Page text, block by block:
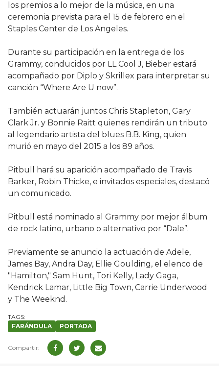
los premios a lo mejor de la música, en una
ceremonia prevista para el 15 de febrero en el
Staples Center de Los Angeles.
Durante su participación en la entrega de los
Grammy, conducidos por LL Cool J, Bieber estará
acompañado por Diplo y Skrillex para interpretar su
canción “Where Are U now”.
También actuarán juntos Chris Stapleton, Gary
Clark Jr. y Bonnie Raitt quienes rendirán un tributo
al legendario artista del blues B.B. King, quien
murió en mayo del 2015 a los 89 años.
Pitbull hará su aparición acompañado de Travis
Barker, Robin Thicke, e invitados especiales, destacó
un comunicado.
Pitbull está nominado al Grammy por mejor álbum
de rock latino, urbano o alternativo por “Dale”.
Previamente se anuncio la actuación de Adele,
James Bay, Andra Day, Ellie Goulding, el elenco de
"Hamilton," Sam Hunt, Tori Kelly, Lady Gaga,
Kendrick Lamar, Little Big Town, Carrie Underwood
y The Weeknd.
FARÁNDULA PORTADA